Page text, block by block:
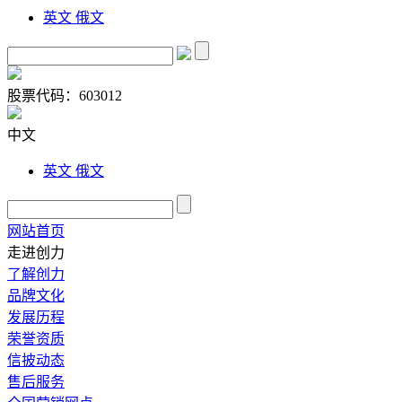
英文 俄文
股票代码： 603012
中文
英文 俄文
网站首页
走进创力
了解创力
品牌文化
发展历程
荣誉资质
信披动态
售后服务